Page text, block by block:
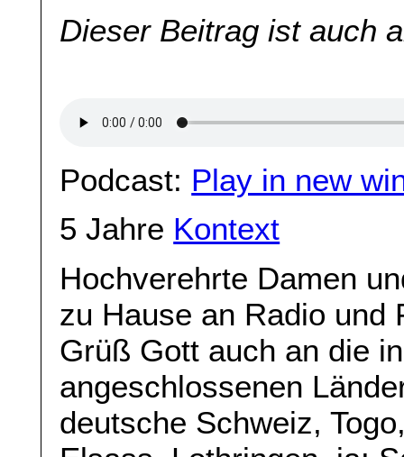
Dieser Beitrag ist auch
Podcast: Play in new
5 Jahre Kontext
Hochverehrte Damen
zu Hause an Radio und
Grüß Gott auch an die
angeschlossenen
deutsche Schweiz,